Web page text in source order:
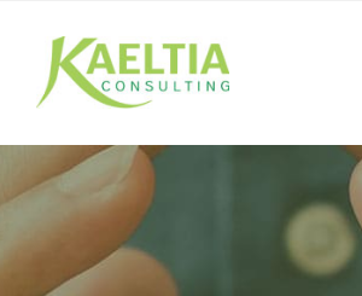
content